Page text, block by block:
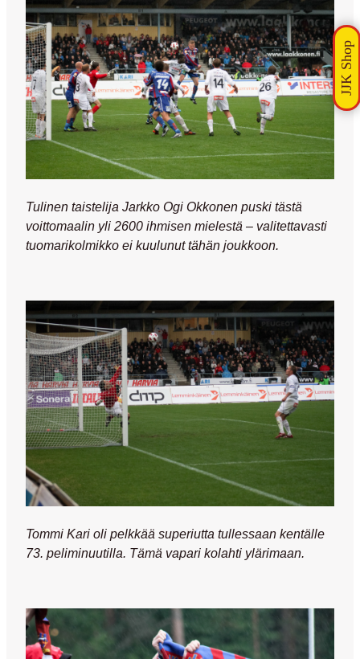
Tulinen taistelija Jarkko Ogi Okkonen puski tästä
voittomaalin yli 2600 ihmisen mielestä – valitettavasti
tuomarikolmikko ei kuulunut tähän joukkoon.
Tommi Kari oli pelkkää superiutta tullessaan kentälle
73. peliminuutilla. Tämä vapari kolahti ylärimaan.